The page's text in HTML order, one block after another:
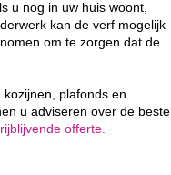
u nog in uw huis woont,
kan de verf mogelijk
om te zorgen dat de
plafonds en
u adviseren over de beste
offerte.